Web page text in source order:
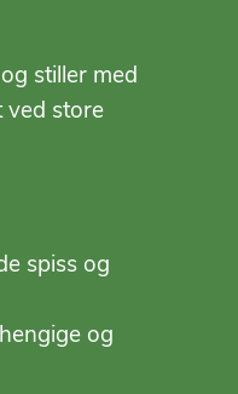
stiller med
ved store
spiss og
og